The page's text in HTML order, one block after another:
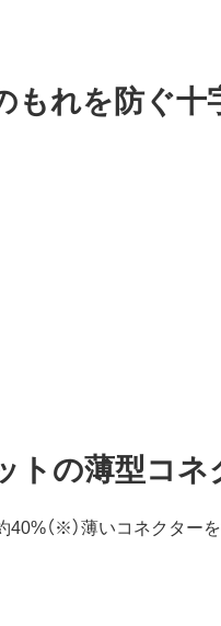
れを防ぐ十
トの薄型コネ
（※）薄いコネクター